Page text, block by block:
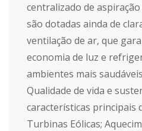
centralizado de
são dotadas ainda de
ventilação de ar, que
economia de luz e
ambientes mais
Qualidade de vida e
características principais
Turbinas Eólicas;